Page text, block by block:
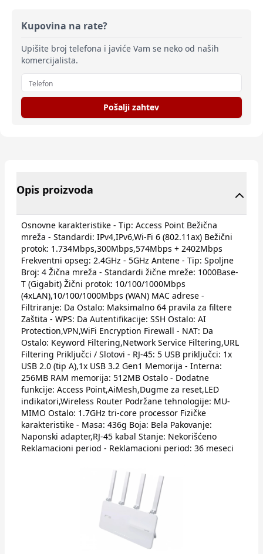
Kupovina na rate?
Upišite broj telefona i javiće Vam se neko od naših
komercijalista.
Pošalji zahtev
Opis proizvoda
Osnovne karakteristike - Tip: Access Point Bežična
mreža - Standardi: IPv4,IPv6,Wi-Fi 6 (802.11ax) Bežični
protok: 1.734Mbps,300Mbps,574Mbps + 2402Mbps
Frekventni opseg: 2.4GHz - 5GHz Antene - Tip: Spoljne
Broj: 4 Žična mreža - Standardi žične mreže: 1000Base-
T (Gigabit) Žični protok: 10/100/1000Mbps
(4xLAN),10/100/1000Mbps (WAN) MAC adrese -
Filtriranje: Da Ostalo: Maksimalno 64 pravila za filtere
Zaštita - WPS: Da Autentifikacije: SSH Ostalo: AI
Protection,VPN,WiFi Encryption Firewall - NAT: Da
Ostalo: Keyword Filtering,Network Service Filtering,URL
Filtering Priključci / Slotovi - RJ-45: 5 USB priključci: 1x
USB 2.0 (tip A),1x USB 3.2 Gen1 Memorija - Interna:
256MB RAM memorija: 512MB Ostalo - Dodatne
funkcije: Access Point,AiMesh,Dugme za reset,LED
indikatori,Wireless Router Podržane tehnologije: MU-
MIMO Ostalo: 1.7GHz tri-core processor Fizičke
karakteristike - Masa: 436g Boja: Bela Pakovanje:
Naponski adapter,RJ-45 kabal Stanje: Nekorišćeno
Reklamacioni period - Reklamacioni period: 36 meseci